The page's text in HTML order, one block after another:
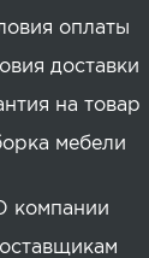
оплаты
доставки
на товар
мебели
компании